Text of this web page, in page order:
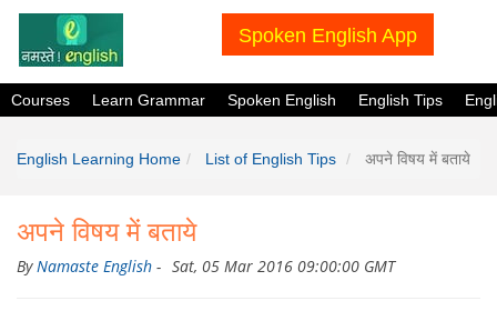
Spoken English App
Courses Learn Grammar Spoken English English Tips
English Learning Home List of English Tips अपने विषय में बताये
अपने विषय में बताये
ByNamaste English - Sat, 05 Mar 2016 09:00:00 GMT